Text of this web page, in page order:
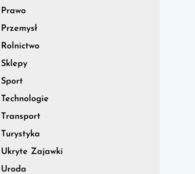
Prawo
Przemysł
Rolnictwo
Sklepy
Sport
Technologie
Transport
Turystyka
Ukryte Zajawki
Uroda